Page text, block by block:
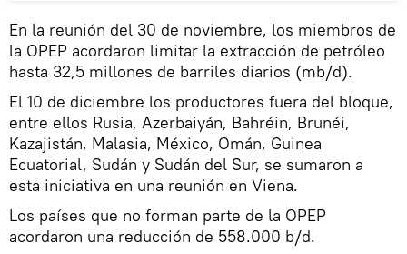
En la reunión del 30 de noviembre, los miembros de
la OPEP acordaron limitar la extracción de petróleo
hasta 32,5 millones de barriles diarios (mb/d).
El 10 de diciembre los productores fuera del bloque,
entre ellos Rusia, Azerbaiyán, Bahréin, Brunéi,
Kazajistán, Malasia, México, Omán, Guinea
Ecuatorial, Sudán y Sudán del Sur, se sumaron a
esta iniciativa en una reunión en Viena.
Los países que no forman parte de la OPEP
acordaron una reducción de 558.000 b/d.